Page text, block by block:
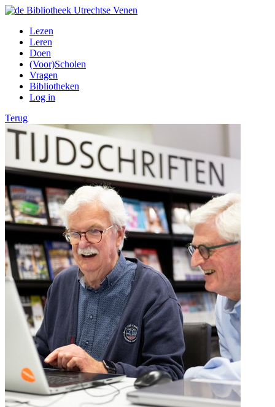
Lezen
Leren
Doen
(Voor)Scholen
Vragen
Bibliotheken
Log in
Terug